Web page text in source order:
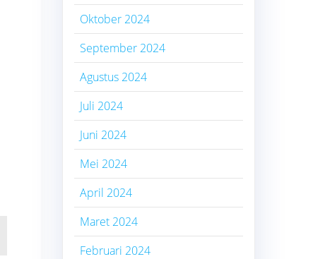
Oktober 2024
September 2024
Agustus 2024
Juli 2024
Juni 2024
Mei 2024
April 2024
Maret 2024
Februari 2024